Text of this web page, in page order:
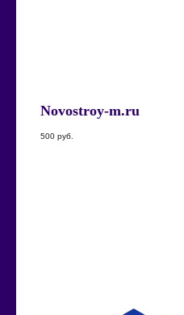
Novostroy-m.ru
500 руб.